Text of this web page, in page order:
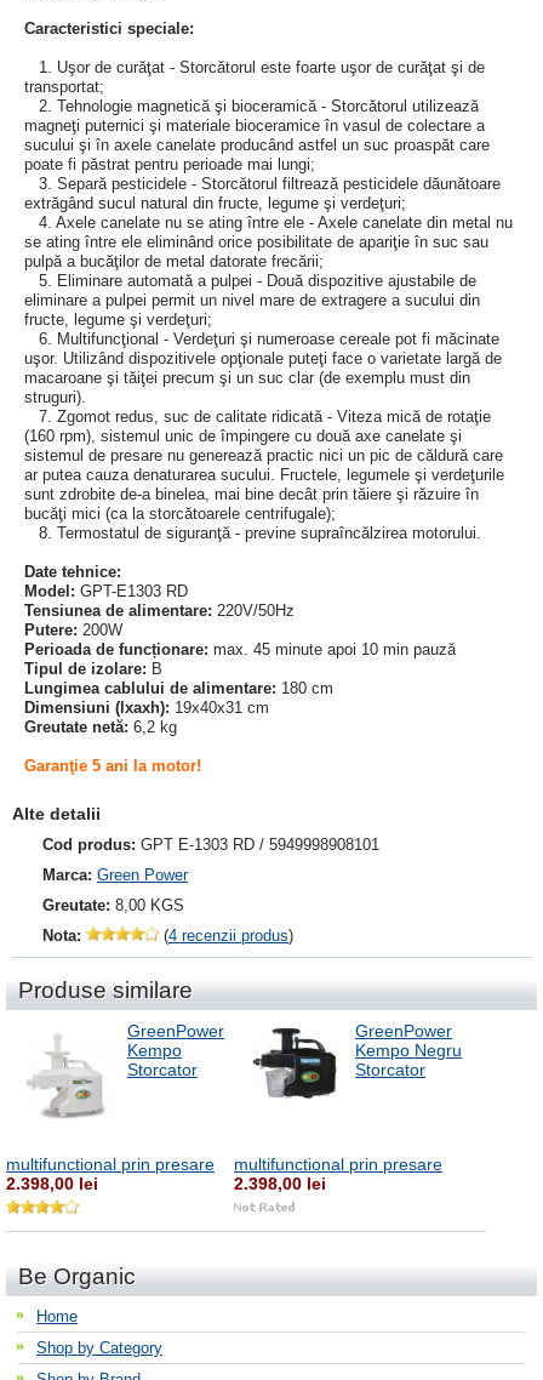
Caracteristici speciale:
1. Uşor de curăţat - Storcătorul este foarte uşor de curăţat şi de
transportat;
2. Tehnologie magnetică şi bioceramică - Storcătorul utilizează
magneţi puternici şi materiale bioceramice în vasul de colectare a
sucului şi în axele canelate producând astfel un suc proaspăt care
poate fi păstrat pentru perioade mai lungi;
3. Separă pesticidele - Storcătorul filtrează pesticidele dăunătoare
extrăgând sucul natural din fructe, legume şi verdeţuri;
4. Axele canelate nu se ating între ele - Axele canelate din metal nu
se ating între ele eliminând orice posibilitate de apariţie în suc sau
pulpă a bucăţilor de metal datorate frecării;
5. Eliminare automată a pulpei - Două dispozitive ajustabile de
eliminare a pulpei permit un nivel mare de extragere a sucului din
fructe, legume şi verdeţuri;
6. Multifuncţional - Verdeţuri şi numeroase cereale pot fi măcinate
uşor. Utilizând dispozitivele opţionale puteţi face o varietate largă de
macaroane şi tăiţei precum şi un suc clar (de exemplu must din
struguri).
7. Zgomot redus, suc de calitate ridicată - Viteza mică de rotaţie
(160 rpm), sistemul unic de împingere cu două axe canelate şi
sistemul de presare nu generează practic nici un pic de căldură care
ar putea cauza denaturarea sucului. Fructele, legumele şi verdeţurile
sunt zdrobite de-a binelea, mai bine decât prin tăiere şi răzuire în
bucăţi mici (ca la storcătoarele centrifugale);
8. Termostatul de siguranţă - previne supraîncălzirea motorului.
Date tehnice:
Model: GPT-E1303 RD
Tensiunea de alimentare: 220V/50Hz
Putere: 200W
Perioada de funcționare: max. 45 minute apoi 10 min pauză
Tipul de izolare: B
Lungimea cablului de alimentare: 180 cm
Dimensiuni (lxaxh): 19x40x31 cm
Greutate netă: 6,2 kg
Garanţie 5 ani la motor!
Alte detalii
Cod produs: GPT E-1303 RD / 5949998908101
Marca: Green Power
Greutate: 8,00 KGS
Nota:
(4 recenzii produs)
Produse similare
GreenPower
Kempo
Storcator
multifunctional prin presare
2.398,00 lei
GreenPower
Kempo Negru
Storcator
multifunctional prin presare
2.398,00 lei
Be Organic
Home
Shop by Category